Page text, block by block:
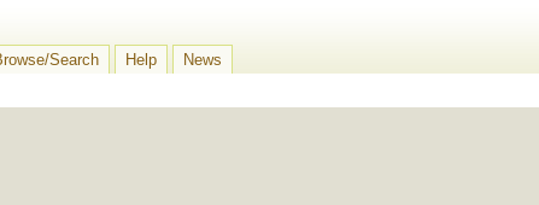
Search Help
News